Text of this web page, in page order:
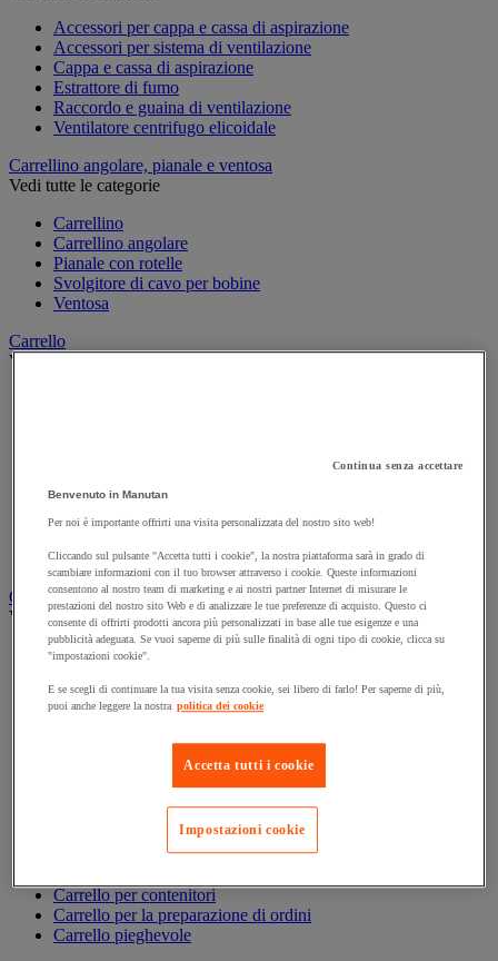
Accessori per cappa e cassa di aspirazione
Accessori per sistema di ventilazione
Cappa e cassa di aspirazione
Estrattore di fumo
Raccordo e guaina di ventilazione
Ventilatore centrifugo elicoidale
Carrellino angolare, pianale e ventosa
Vedi tutte le categorie
Carrellino
Carrellino angolare
Pianale con rotelle
Svolgitore di cavo per bobine
Ventosa
Carrello
Vedi tutte le categorie
Carrello per scale
Carrello pieghevole
Carrello specifico
Carrello a ripiani e rimorchio industriale
Vedi tutte le categorie
Accessori per carrello
Carrello a piattaforma
Carrello a rimorchio
Carrello con ripiani in alluminio e in inox
Carrello con sponda fissa e rimovibile
Carrello contenitore
Carrello e cassettiera su ruote
Carrello motorizzato
Carrello per contenitori
Carrello per la preparazione di ordini
Carrello pieghevole
Continua senza accettare
Benvenuto in Manutan
Per noi è importante offrirti una visita personalizzata del nostro sito web!
Cliccando sul pulsante "Accetta tutti i cookie", la nostra piattaforma sarà in grado di
scambiare informazioni con il tuo browser attraverso i cookie. Queste informazioni
consentono al nostro team di marketing e ai nostri partner Internet di misurare le
prestazioni del nostro sito Web e di analizzare le tue preferenze di acquisto. Questo ci
consente di offrirti prodotti ancora più personalizzati in base alle tue esigenze e una
pubblicità adeguata. Se vuoi saperne di più sulle finalità di ogni tipo di cookie, clicca su
"impostazioni cookie".
E se scegli di continuare la tua visita senza cookie, sei libero di farlo! Per saperne di più,
puoi anche leggere la nostra politica dei cookie
Accetta tutti i cookie
Impostazioni cookie